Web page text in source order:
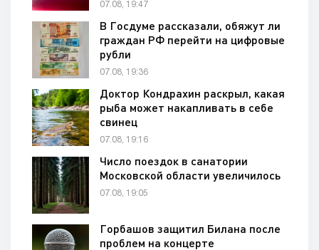
07.08, 19:47
В Госдуме рассказали, обяжут ли
граждан РФ перейти на цифровые
рубли
07.08, 19:36
Доктор Кондрахин раскрыл, какая
рыба может накапливать в себе
свинец
07.08, 19:16
Число поездок в санатории
Московской области увеличилось
07.08, 19:05
Горбашов защитил Билана после
проблем на концерте